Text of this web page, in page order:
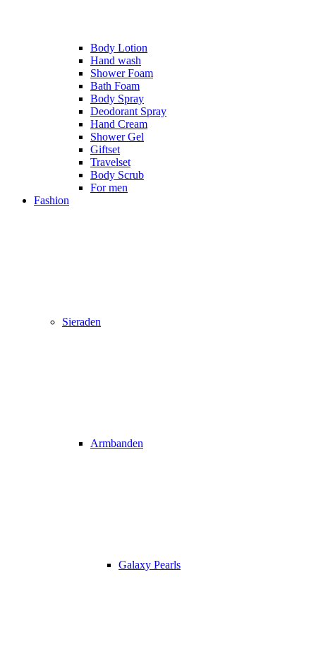
Body Lotion
Hand wash
Shower Foam
Bath Foam
Body Spray
Deodorant Spray
Hand Cream
Shower Gel
Giftset
Travelset
Body Scrub
For men
Fashion
Sieraden
Armbanden
Galaxy Pearls